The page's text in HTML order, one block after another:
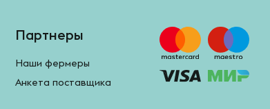
Партнеры
Наши фермеры
Анкета поставщика